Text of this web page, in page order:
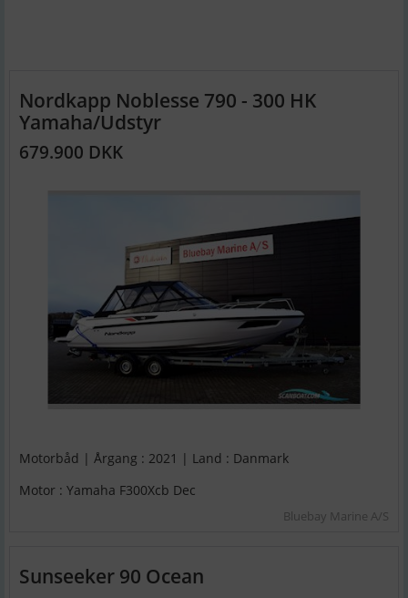
Nordkapp Noblesse 790 - 300 HK
Yamaha/Udstyr
679.900 DKK
Motorbåd | Årgang : 2021 | Land : Danmark
Motor : Yamaha F300Xcb Dec
Bluebay Marine A/S
Sunseeker 90 Ocean